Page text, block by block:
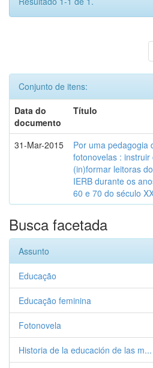
Conjunto de itens:
Data do
documento
Título
31-Mar-2015
Por uma pedagogia
fotonovelas : instruir
(in)formar leitoras do
IERB durante os
60 e 70 do século
Busca facetada
Assunto
Educação
Educação feminina
Fotonovela
Historia de la educación de las m...